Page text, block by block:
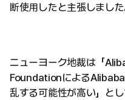
断使用したと主張しました
ニューヨーク地裁は「
Foundationによる
乱する可能性が高い」とし